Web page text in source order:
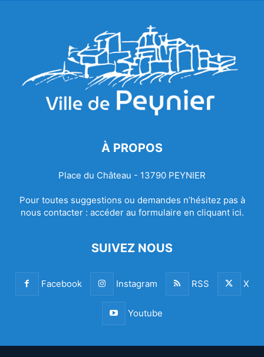
À PROPOS
Place du Château - 13790 PEYNIER
Pour toutes suggestions ou demandes n’hésitez pas à
nous contacter : accéder au formulaire en cliquant ici.
SUIVEZ NOUS
Facebook Instagram RSS X
Youtube